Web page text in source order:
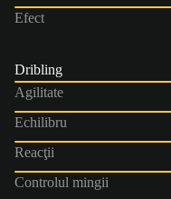
Efect
Dribling
Agilitate
Echilibru
Reacţii
Controlul mingii